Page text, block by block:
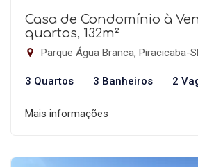
Casa de Condomínio à
quartos, 132m²
Parque Água Branca, Piracicaba-
3 Quartos 3 Banheiros 2
Mais informações